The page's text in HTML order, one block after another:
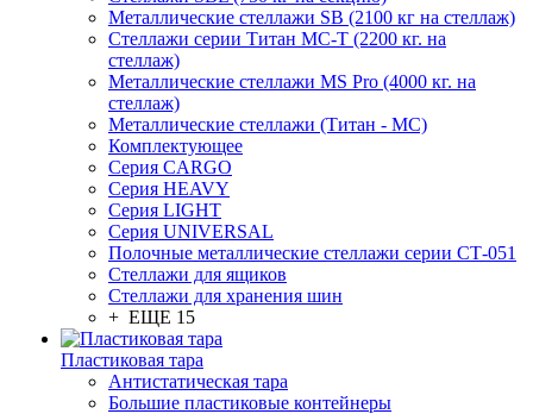
Металлические стеллажи SB (2100 кг на стеллаж)
Стеллажи серии Титан МС-Т (2200 кг. на
стеллаж)
Металлические стеллажи MS Pro (4000 кг. на
стеллаж)
Металлические стеллажи (Титан - МС)
Комплектующее
Серия CARGO
Серия HEAVY
Серия LIGHT
Серия UNIVERSAL
Полочные металлические стеллажи серии СТ-051
Стеллажи для ящиков
Стеллажи для хранения шин
+ ЕЩЕ 15
Пластиковая тара
Антистатическая тара
Большие пластиковые контейнеры